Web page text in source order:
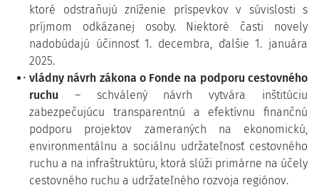
ktoré odstraňujú zníženie príspevkov v súvislosti s
príjmom odkázanej osoby. Niektoré časti novely
nadobúdajú účinnosť 1. decembra, ďalšie 1. januára
2025.
vládny návrh zákona o Fonde na podporu cestovného
ruchu – schválený návrh vytvára inštitúciu
zabezpečujúcu transparentnú a efektívnu finančnú
podporu projektov zameraných na ekonomickú,
environmentálnu a sociálnu udržateľnosť cestovného
ruchu a na infraštruktúru, ktorá slúži primárne na účely
cestovného ruchu a udržateľného rozvoja regiónov.